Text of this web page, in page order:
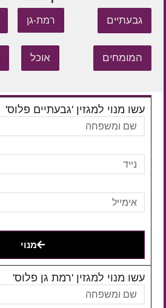
גבעתיים רמת-גן
המומחים אוכל
עשו מנוי למגזין 'גבעתיים פלוס'
מנוי
עשו מנוי למגזין 'רמת גן פלוס'